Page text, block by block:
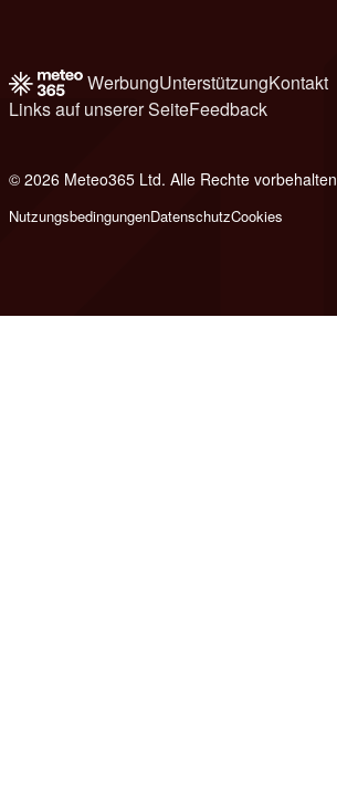
WerbungUnterstützungKontakt
Links auf unserer SeiteFeedback
© 2026 Meteo365 Ltd. Alle Rechte vorbehalten
NutzungsbedingungenDatenschutzCookies